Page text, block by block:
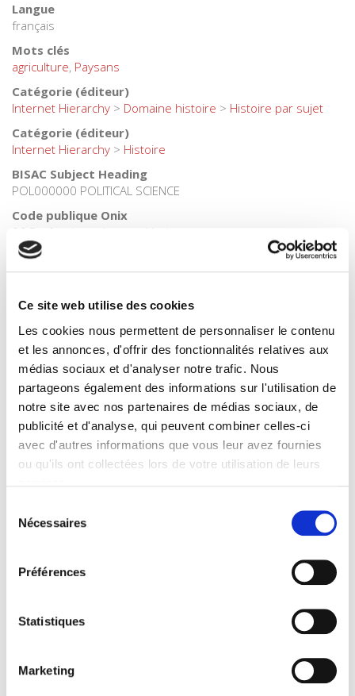
Ce site web utilise des cookies
Les cookies nous permettent de personnaliser le contenu
et les annonces, d'offrir des fonctionnalités relatives aux
médias sociaux et d'analyser notre trafic. Nous
partageons également des informations sur l'utilisation de
notre site avec nos partenaires de médias sociaux, de
publicité et d'analyse, qui peuvent combiner celles-ci
avec d'autres informations que vous leur avez fournies
ou qu'ils ont collectées lors de votre utilisation de leurs
Nécessaires
Préférences
Statistiques
Marketing
Langue
français
Mots clés
agriculture, Paysans
Catégorie (éditeur)
Internet Hierarchy > Domaine histoire > Histoire par sujet
Catégorie (éditeur)
Internet Hierarchy > Histoire
BISAC Subject Heading
POL000000 POLITICAL SCIENCE
Code publique Onix
06 Professionnel et académique
CLIL (Version 2013-2019 )
3283 SCIENCES POLITIQUES
Date de première publication du titre
1978
Code Identifiant de classement sujet
Classification thématique Thema: Politique et gouvernement
Titresliés
La ville verte au pied du mur
Salariés en justice